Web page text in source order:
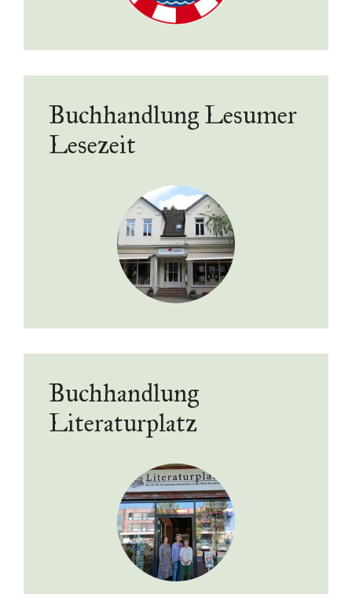
Buchhandlung Lesumer
Lesezeit
Buchhandlung
Literaturplatz